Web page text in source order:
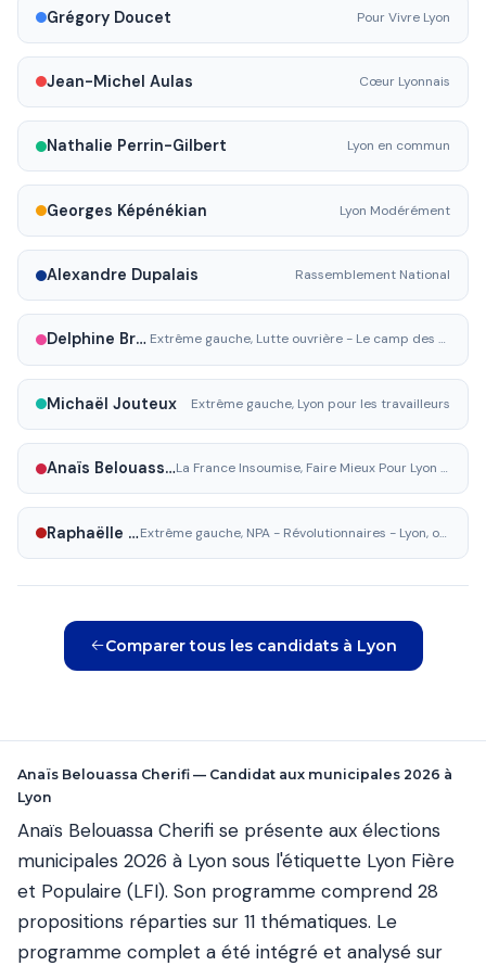
Grégory Doucet Pour Vivre Lyon
Jean-Michel Aulas Cœur Lyonnais
Nathalie Perrin-Gilbert Lyon en commun
Georges Képénékian Lyon Modérément
Alexandre Dupalais Rassemblement National
Delphine Briday Extrême gauche, Lutte ouvrière - Le camp des travailleurs
Michaël Jouteux Extrême gauche, Lyon pour les travailleurs
Anaïs Belouassa-Cherifi La France Insoumise, Faire Mieux Pour Lyon - La France Insoumise
Raphaëlle Mizony Extrême gauche, NPA - Révolutionnaires - Lyon, ouvrière et révolutionnaire
Comparer tous les candidats à Lyon
Anaïs Belouassa Cherifi — Candidat aux municipales 2026 à
Lyon
Anaïs Belouassa Cherifi se présente aux élections
municipales 2026 à Lyon sous l'étiquette Lyon Fière
et Populaire (LFI). Son programme comprend 28
propositions réparties sur 11 thématiques. Le
programme complet a été intégré et analysé sur